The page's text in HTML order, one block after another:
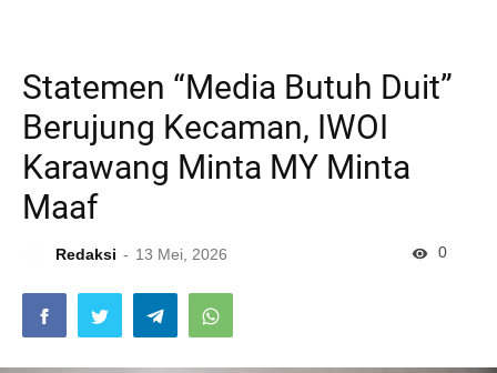
Statemen “Media Butuh Duit”
Berujung Kecaman, IWOI
Karawang Minta MY Minta
Maaf
Redaksi 13 Mei, 2026 0